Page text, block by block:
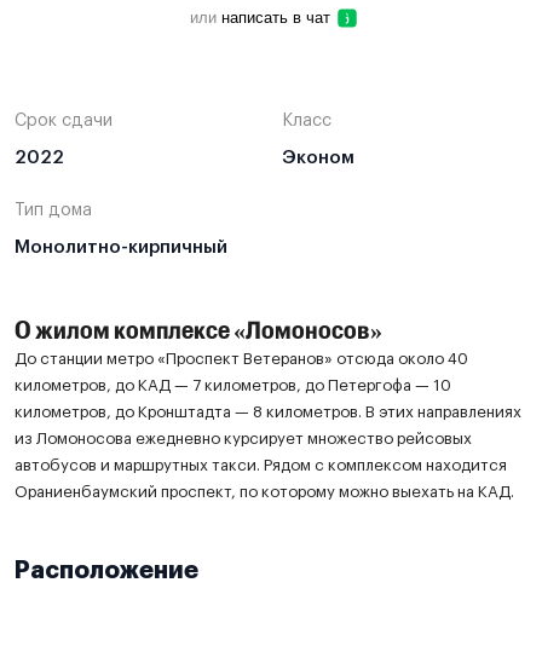
или написать в чат
Срок сдачи
2022
Класс
Эконом
Тип дома
Монолитно-кирпичный
О жилом комплексе «Ломоносов»
До станции метро «Проспект Ветеранов» отсюда около 40
километров, до КАД — 7 километров, до Петергофа — 10
километров, до Кронштадта — 8 километров. В этих направлениях
из Ломоносова ежедневно курсирует множество рейсовых
автобусов и маршрутных такси. Рядом с комплексом находится
Ораниенбаумский проспект, по которому можно выехать на КАД.
Расположение